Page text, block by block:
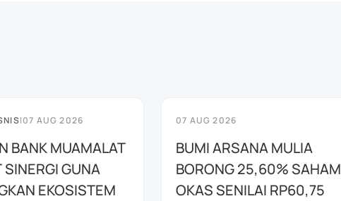
|07 AUG 2026
BANK MUAMALAT
SINERGI GUNA
EKOSISTEM
07 AUG 2026
BUMI ARSANA MULIA
BORONG 25,60% SAHAM
OKAS SENILAI RP60,75